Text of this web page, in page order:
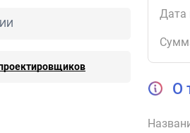
Дата
О